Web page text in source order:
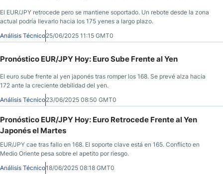
El EUR/JPY retrocede pero se mantiene soportado. Un rebote desde la zona
actual podría llevarlo hacia los 175 yenes a largo plazo.
Análisis Técnico25/06/2025 11:15 GMT0
Pronóstico EUR/JPY Hoy: Euro Sube Frente al Yen
El euro sube frente al yen japonés tras romper los 168. Se prevé alza hacia
172 ante la creciente debilidad del yen.
Análisis Técnico23/06/2025 08:50 GMT0
Pronóstico EUR/JPY Hoy: Euro Retrocede Frente al Yen
Japonés el Martes
EUR/JPY cae tras fallo en 168. El soporte clave está en 165. Conflicto en
Medio Oriente pesa sobre el apetito por riesgo.
Análisis Técnico18/06/2025 08:18 GMT0